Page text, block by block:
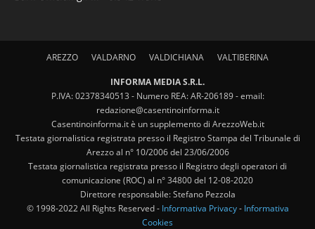
AREZZO VALDARNO VALDICHIANA VALTIBERINA
INFORMA MEDIA S.R.L.
P.IVA: 02378340513 - Numero REA: AR-206189 - email:
redazione@casentinoinforma.it
Casentinoinforma.it è un supplemento di ArezzoWeb.it
Testata giornalistica registrata presso il Registro Stampa del Tribunale di
Arezzo al n° 10/2006 del 23/06/2006
Testata giornalistica registrata presso il Registro degli operatori di
comunicazione (ROC) al n° 34800 del 12-08-2020
Direttore responsabile: Stefano Pezzola
© 1998-2022 All Rights Reserved - Informativa Privacy- Informativa
Cookies